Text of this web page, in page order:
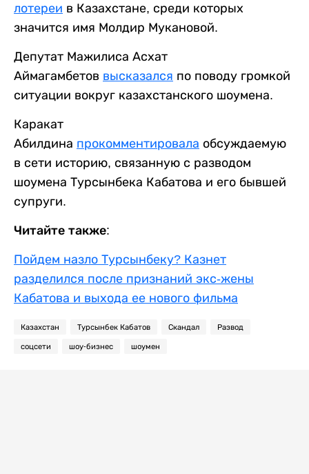
лотереи в Казахстане, среди которых
значится имя Молдир Мукановой.
Депутат Мажилиса Асхат
Аймагамбетов высказался по поводу громкой
ситуации вокруг казахстанского шоумена.
Каракат
Абилдина прокомментировала обсуждаемую
в сети историю, связанную с разводом
шоумена Турсынбека Кабатова и его бывшей
супруги.
Читайте также:
Пойдем назло Турсынбеку? Казнет
разделился после признаний экс-жены
Кабатова и выхода ее нового фильма
Казахстан Турсынбек Кабатов Скандал Развод
соцсети шоу-бизнес шоумен